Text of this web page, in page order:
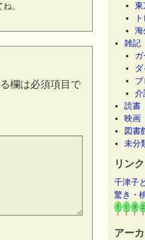
。
欄は必須項目で
海
雑記
介
読書
映画
図書
未分
リンク
千津子
驚き・
アー